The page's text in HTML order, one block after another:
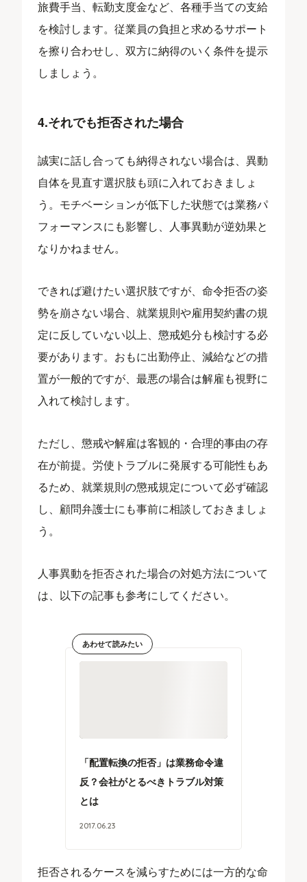
旅費手当、転勤支度金など、各種手当ての支給
を検討します。従業員の負担と求めるサポート
を擦り合わせし、双方に納得のいく条件を提示
しましょう。
4.それでも拒否された場合
誠実に話し合っても納得されない場合は、異動
自体を見直す選択肢も頭に入れておきましょ
う。モチベーションが低下した状態では業務パ
フォーマンスにも影響し、人事異動が逆効果と
なりかねません。
できれば避けたい選択肢ですが、命令拒否の姿
勢を崩さない場合、就業規則や雇用契約書の規
定に反していない以上、懲戒処分も検討する必
要があります。おもに出勤停止、減給などの措
置が一般的ですが、最悪の場合は解雇も視野に
入れて検討します。
ただし、懲戒や解雇は客観的・合理的事由の存
在が前提。労使トラブルに発展する可能性もあ
るため、就業規則の懲戒規定について必ず確認
し、顧問弁護士にも事前に相談しておきましょ
う。
人事異動を拒否された場合の対処方法について
は、以下の記事も参考にしてください。
あわせて読みたい
「配置転換の拒否」は業務命令違
反？会社がとるべきトラブル対策
とは
2017.06.23
拒否されるケースを減らすためには一方的な命